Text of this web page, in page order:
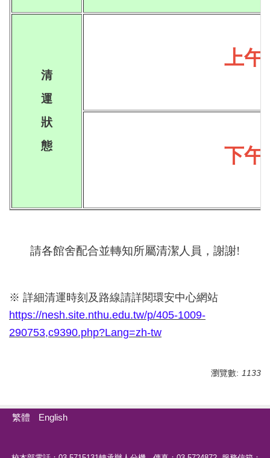
清
運
狀
態
上午
下午
請各館舍配合並轉知所屬清潔人員，謝謝!
※ 詳細清運時刻及路線請詳閱環安中心網站
https://nesh.site.nthu.edu.tw/p/405-1009-
290753,c9390.php?Lang=zh-tw
瀏覽數: 1133
繁體 English